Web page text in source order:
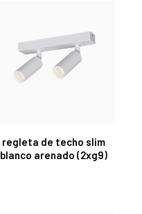
regleta de techo slim
blanco arenado (2xg9)